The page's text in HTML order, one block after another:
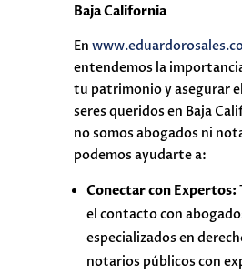
Baja California
En
entendemos la
tu patrimonio y asegurar
seres queridos en Baja
no somos abogados ni
podemos ayudarte a:
Conectar con Expertos:
el contacto con
especializados en
notarios públicos con